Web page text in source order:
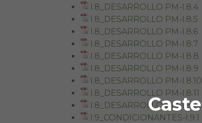
I.8_DESARROLLO PM-I.8.4
I.8_DESARROLLO PM-I.8.5
I.8_DESARROLLO PM-I.8.6
I.8_DESARROLLO PM-I.8.7
I.8_DESARROLLO PM-I.8.8
I.8_DESARROLLO PM-I.8.9
I.8_DESARROLLO PM-I.8.10
I.8_DESARROLLO PM-I.8.11
I.8_DESARROLLO PM-I.8.12
I.9_CONDICIONANTES-I.9.1